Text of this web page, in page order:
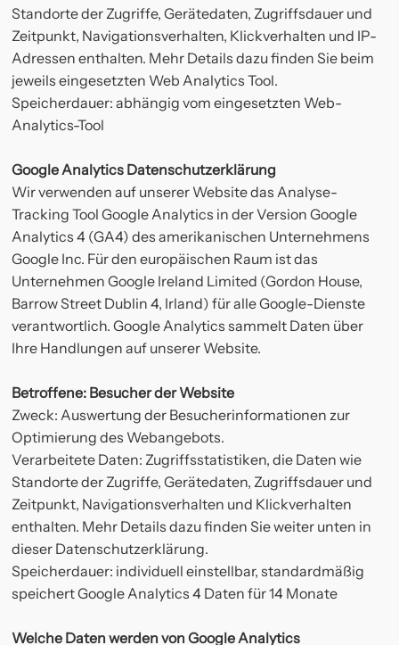
Standorte der Zugriffe, Gerätedaten, Zugriffsdauer und
Zeitpunkt, Navigationsverhalten, Klickverhalten und IP-
Adressen enthalten. Mehr Details dazu finden Sie beim
jeweils eingesetzten Web Analytics Tool.
Speicherdauer: abhängig vom eingesetzten Web-
Analytics-Tool
Google Analytics Datenschutzerklärung
Wir verwenden auf unserer Website das Analyse-
Tracking Tool Google Analytics in der Version Google
Analytics 4 (GA4) des amerikanischen Unternehmens
Google Inc. Für den europäischen Raum ist das
Unternehmen Google Ireland Limited (Gordon House,
Barrow Street Dublin 4, Irland) für alle Google-Dienste
verantwortlich. Google Analytics sammelt Daten über
Ihre Handlungen auf unserer Website.
Betroffene: Besucher der Website
Zweck: Auswertung der Besucherinformationen zur
Optimierung des Webangebots.
Verarbeitete Daten: Zugriffsstatistiken, die Daten wie
Standorte der Zugriffe, Gerätedaten, Zugriffsdauer und
Zeitpunkt, Navigationsverhalten und Klickverhalten
enthalten. Mehr Details dazu finden Sie weiter unten in
dieser Datenschutzerklärung.
Speicherdauer: individuell einstellbar, standardmäßig
speichert Google Analytics 4 Daten für 14 Monate
Welche Daten werden von Google Analytics